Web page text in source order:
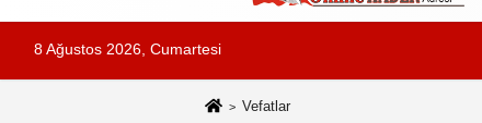
8 Ağustos 2026, Cumartesi
Vefatlar